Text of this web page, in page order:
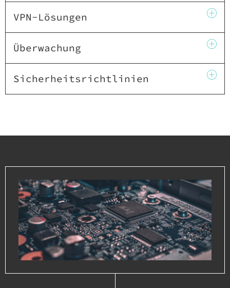
VPN-Lösungen
Überwachung
Sicherheitsrichtlinien